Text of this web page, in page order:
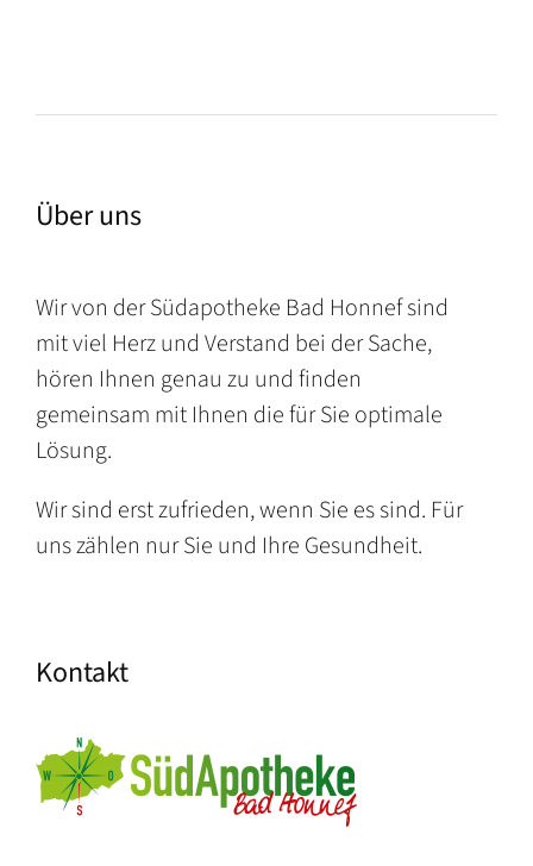
Über uns
Wir von der Südapotheke Bad Honnef sind
mit viel Herz und Verstand bei der Sache,
hören Ihnen genau zu und finden
gemeinsam mit Ihnen die für Sie optimale
Lösung.
Wir sind erst zufrieden, wenn Sie es sind. Für
uns zählen nur Sie und Ihre Gesundheit.
Kontakt